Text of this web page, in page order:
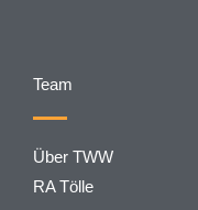
Team
Über TWW
RA Tölle